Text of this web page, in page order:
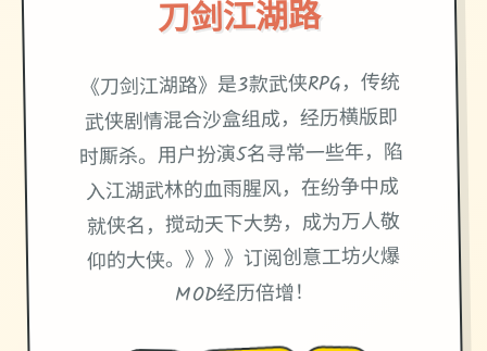
刀剑江湖路
《刀剑江湖路》是3款武侠RPG，传统
武侠剧情混合沙盒组成，经历横版即
时厮杀。用户扮演5名寻常一些年，陷
入江湖武林的血雨腥风，在纷争中成
就侠名，搅动天下大势，成为万人敬
仰的大侠。》》》订阅创意工坊火爆
MOD经历倍增！